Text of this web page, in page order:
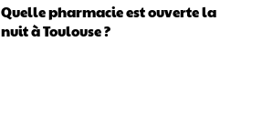
Quelle pharmacie est ouverte la
nuit à Toulouse ?